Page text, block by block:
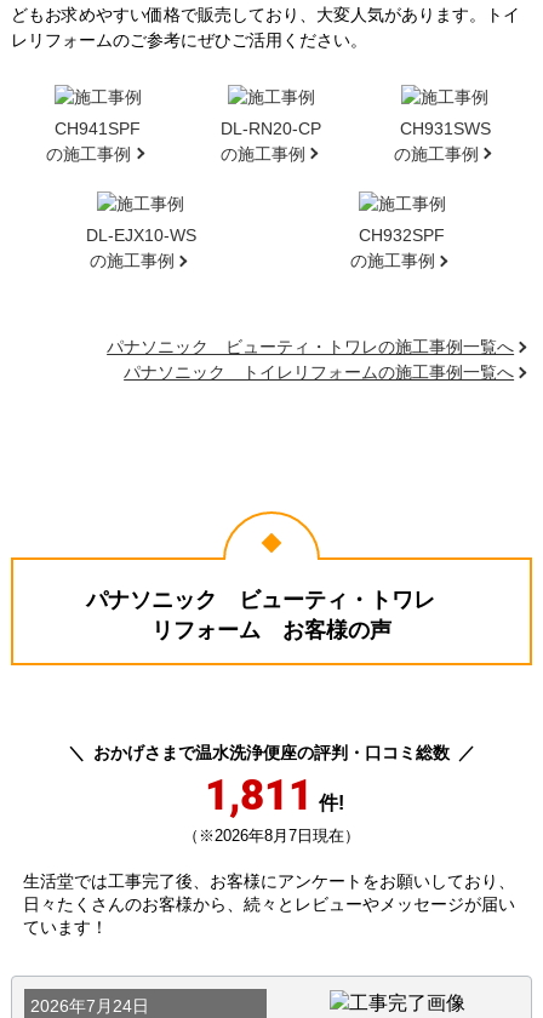
どもお求めやすい価格で販売しており、大変人気があります。トイ
レリフォームのご参考にぜひご活用ください。
CH941SPF
の施工事例
DL-RN20-CP
の施工事例
CH931SWS
の施工事例
DL-EJX10-WS
の施工事例
CH932SPF
の施工事例
パナソニック ビューティ・トワレの施工事例一覧へ
パナソニック トイレリフォームの施工事例一覧へ
パナソニック ビューティ・トワレ
リフォーム お客様の声
おかげさまで温水洗浄便座の評判・口コミ総数
1,811 件!
（※2026年8月7日現在）
生活堂では工事完了後、お客様にアンケートをお願いしており、
日々たくさんのお客様から、続々とレビューやメッセージが届い
ています！
2026年7月24日